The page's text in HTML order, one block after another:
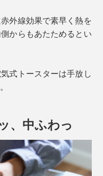
外線効果で素早く熱を
からもあたためるとい
式トースターは手放し
、中ふわっ